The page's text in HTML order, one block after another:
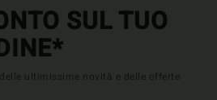
SUL TUO
ultimissime novità e delle offerte